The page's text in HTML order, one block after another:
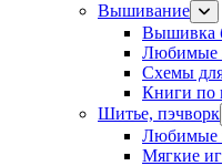
Вышивание
Вышивка
Любимые
Схемы
Книги по
Шитье, пэчворк
Любимые
Мягкие